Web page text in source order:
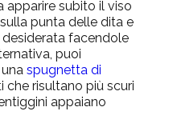
subito il viso
punta delle dita e
facendole
puoi
spugnetta di
che risultano più scuri
appaiano